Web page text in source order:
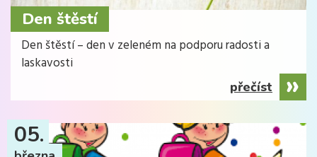
Den štěstí
Den štěstí – den v zeleném na podporu radosti a
laskavosti
přečíst
05.